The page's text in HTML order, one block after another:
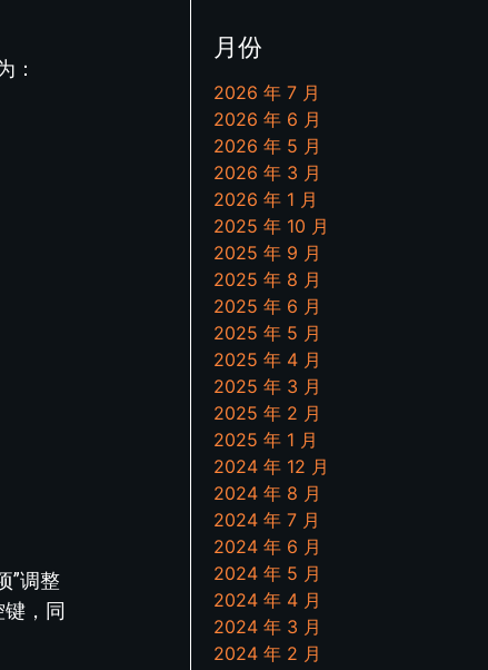
：
”调整
，同
月份
2026 年 7 月
2026 年 6 月
2026 年 5 月
2026 年 3 月
2026 年 1 月
2025 年 10 月
2025 年 9 月
2025 年 8 月
2025 年 6 月
2025 年 5 月
2025 年 4 月
2025 年 3 月
2025 年 2 月
2025 年 1 月
2024 年 12 月
2024 年 8 月
2024 年 7 月
2024 年 6 月
2024 年 5 月
2024 年 4 月
2024 年 3 月
2024 年 2 月